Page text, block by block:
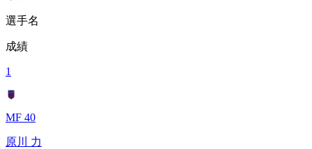
選手名
成績
1
MF 40
原川 力